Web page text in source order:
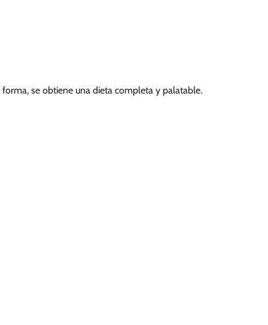
se obtiene una dieta completa y palatable.